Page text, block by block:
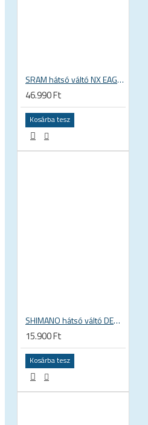
SRAM hátsó váltó NX EAGLE 12 sebességes mtb mountain bike OEM 00.7518.098.000
46.990 Ft
Kosárba tesz
SHIMANO hátsó váltó DEORE RDM5120-SGS 10 11 1x 2x sebességes mtb mountain bike dobozos RD-M5120-SGS
15.900 Ft
Kosárba tesz